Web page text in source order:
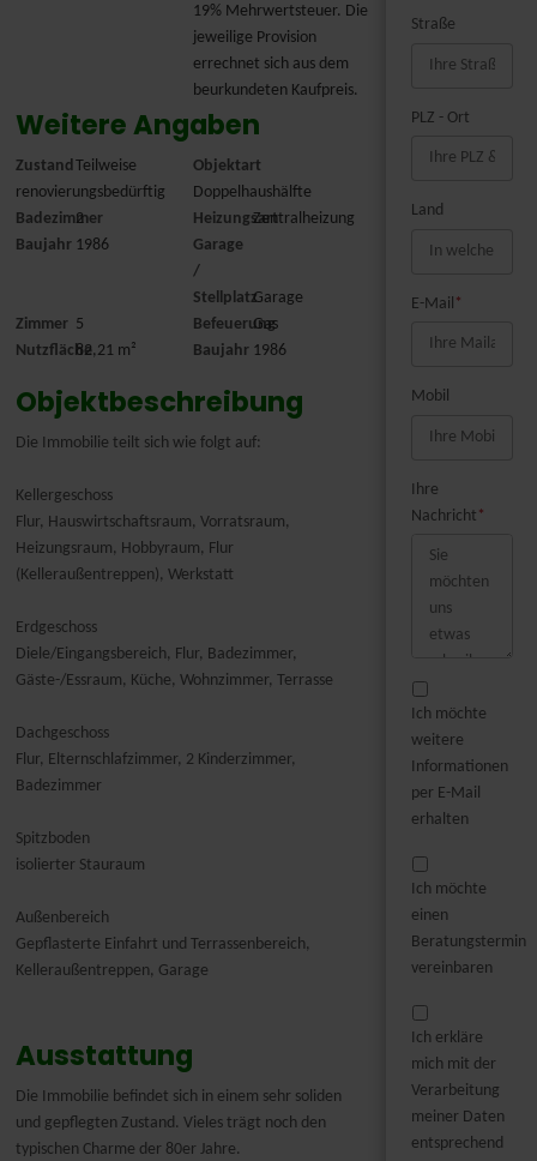
19% Mehrwertsteuer. Die
jeweilige Provision
errechnet sich aus dem
beurkundeten Kaufpreis.
Weitere Angaben
Zustand Teilweise
renovierungsbedürftig
Objektart
Doppelhaushälfte
Badezimmer
2 HeizungsartZentralheizung
Baujahr 1986
Garage
/
StellplatzGarage
Zimmer 5 Befeuerung
Gas
Nutzfläche82,21 m² Baujahr 1986
Objektbeschreibung
Die Immobilie teilt sich wie folgt auf:
Kellergeschoss
Flur, Hauswirtschaftsraum, Vorratsraum,
Heizungsraum, Hobbyraum, Flur
(Kelleraußentreppen), Werkstatt
Erdgeschoss
Diele/Eingangsbereich, Flur, Badezimmer,
Gäste-/Essraum, Küche, Wohnzimmer, Terrasse
Dachgeschoss
Flur, Elternschlafzimmer, 2 Kinderzimmer,
Badezimmer
Spitzboden
isolierter Stauraum
Außenbereich
Gepflasterte Einfahrt und Terrassenbereich,
Kelleraußentreppen, Garage
Ausstattung
Die Immobilie befindet sich in einem sehr soliden
und gepflegten Zustand. Vieles trägt noch den
typischen Charme der 80er Jahre.
Straße
PLZ - Ort
Land
E-Mail *
Mobil
Ihre
Nachricht *
Ich möchte
weitere
Informationen
per E-Mail
erhalten
Ich möchte
einen
Beratungstermin
vereinbaren
Ich erkläre
mich mit der
Verarbeitung
meiner Daten
entsprechend